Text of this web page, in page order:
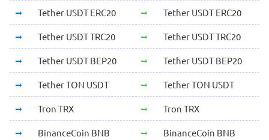
Tether USDT ERC20 Tether USDT ERC20
Tether USDT TRC20 Tether USDT TRC20
Tether USDT BEP20 Tether USDT BEP20
Tether TON USDT Tether TON USDT
Tron TRX Tron TRX
BinanceCoin BNB
BinanceCoin BNB